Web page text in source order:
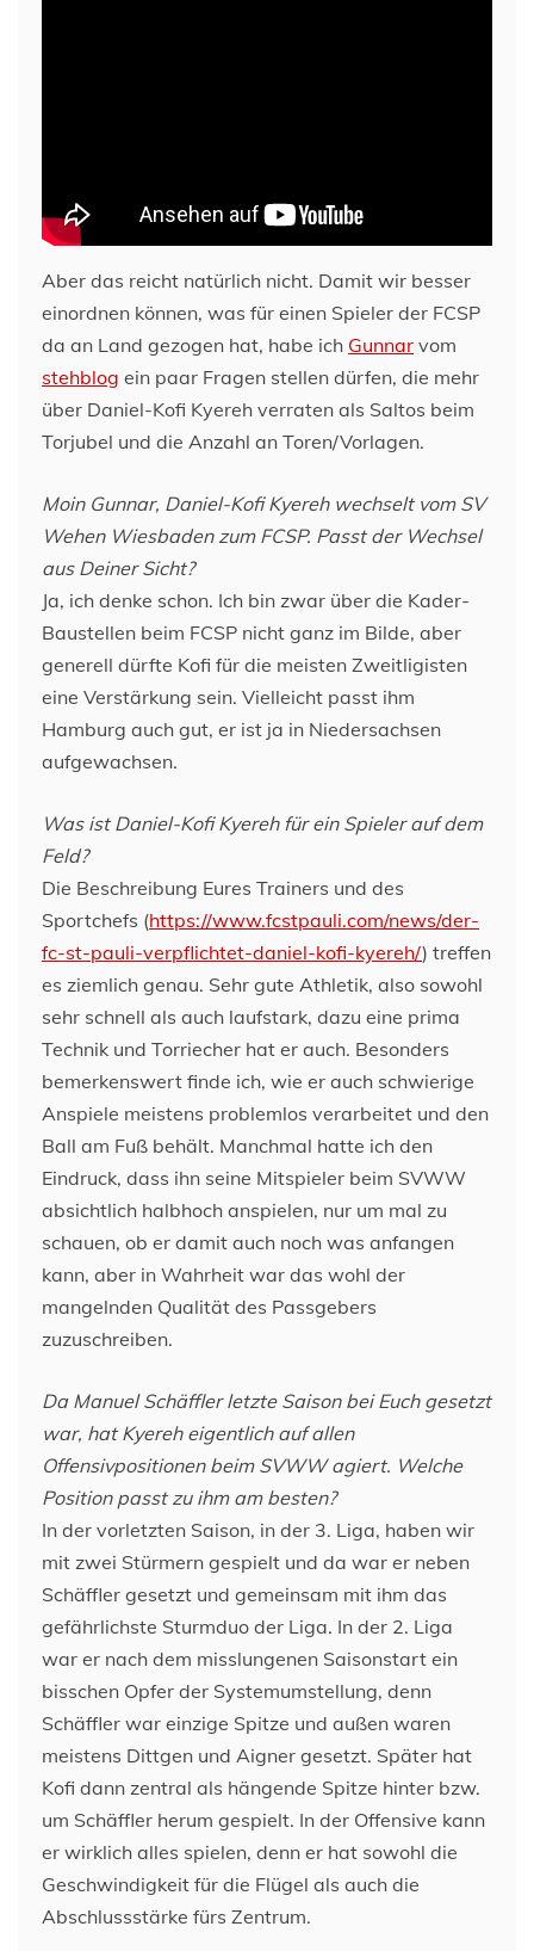
Aber das reicht natürlich nicht. Damit wir besser
einordnen können, was für einen Spieler der FCSP
da an Land gezogen hat, habe ich Gunnar vom
stehblog ein paar Fragen stellen dürfen, die mehr
über Daniel-Kofi Kyereh verraten als Saltos beim
Torjubel und die Anzahl an Toren/Vorlagen.
Moin Gunnar, Daniel-Kofi Kyereh wechselt vom SV
Wehen Wiesbaden zum FCSP. Passt der Wechsel
aus Deiner Sicht?
Ja, ich denke schon. Ich bin zwar über die Kader-
Baustellen beim FCSP nicht ganz im Bilde, aber
generell dürfte Kofi für die meisten Zweitligisten
eine Verstärkung sein. Vielleicht passt ihm
Hamburg auch gut, er ist ja in Niedersachsen
aufgewachsen.
Was ist Daniel-Kofi Kyereh für ein Spieler auf dem
Feld?
Die Beschreibung Eures Trainers und des
Sportchefs (https://www.fcstpauli.com/news/der-
fc-st-pauli-verpflichtet-daniel-kofi-kyereh/) treffen
es ziemlich genau. Sehr gute Athletik, also sowohl
sehr schnell als auch laufstark, dazu eine prima
Technik und Torriecher hat er auch. Besonders
bemerkenswert finde ich, wie er auch schwierige
Anspiele meistens problemlos verarbeitet und den
Ball am Fuß behält. Manchmal hatte ich den
Eindruck, dass ihn seine Mitspieler beim SVWW
absichtlich halbhoch anspielen, nur um mal zu
schauen, ob er damit auch noch was anfangen
kann, aber in Wahrheit war das wohl der
mangelnden Qualität des Passgebers
zuzuschreiben.
Da Manuel Schäffler letzte Saison bei Euch gesetzt
war, hat Kyereh eigentlich auf allen
Offensivpositionen beim SVWW agiert. Welche
Position passt zu ihm am besten?
In der vorletzten Saison, in der 3. Liga, haben wir
mit zwei Stürmern gespielt und da war er neben
Schäffler gesetzt und gemeinsam mit ihm das
gefährlichste Sturmduo der Liga. In der 2. Liga
war er nach dem misslungenen Saisonstart ein
bisschen Opfer der Systemumstellung, denn
Schäffler war einzige Spitze und außen waren
meistens Dittgen und Aigner gesetzt. Später hat
Kofi dann zentral als hängende Spitze hinter bzw.
um Schäffler herum gespielt. In der Offensive kann
er wirklich alles spielen, denn er hat sowohl die
Geschwindigkeit für die Flügel als auch die
Abschlussstärke fürs Zentrum.